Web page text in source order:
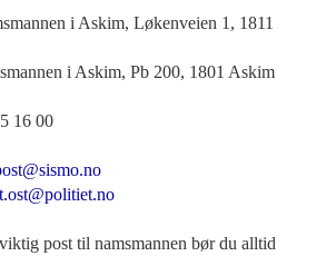
i Askim, Løkenveien 1, 1811
i Askim, Pb 200, 1801 Askim
00
post til namsmannen bør du alltid